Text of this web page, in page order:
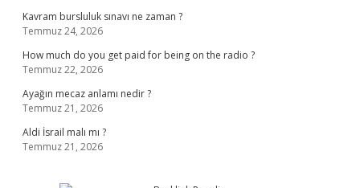
Kavram bursluluk sınavı ne zaman ?
Temmuz 24, 2026
How much do you get paid for being on the radio ?
Temmuz 22, 2026
Ayağın mecaz anlamı nedir ?
Temmuz 21, 2026
Aldi İsrail malı mı ?
Temmuz 21, 2026